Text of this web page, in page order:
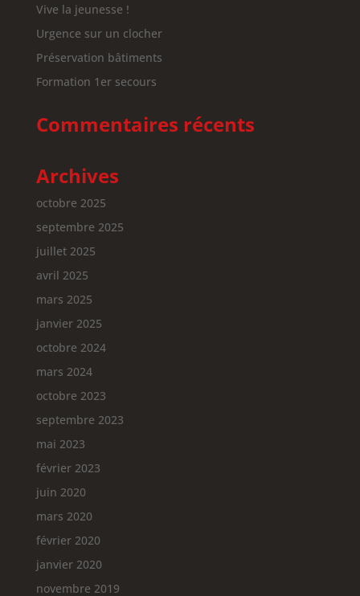
Vive la jeunesse !
Urgence sur un clocher
Préservation bâtiments
Formation 1er secours
Commentaires récents
Archives
octobre 2025
septembre 2025
juillet 2025
avril 2025
mars 2025
janvier 2025
octobre 2024
mars 2024
octobre 2023
septembre 2023
mai 2023
février 2023
juin 2020
mars 2020
février 2020
janvier 2020
novembre 2019